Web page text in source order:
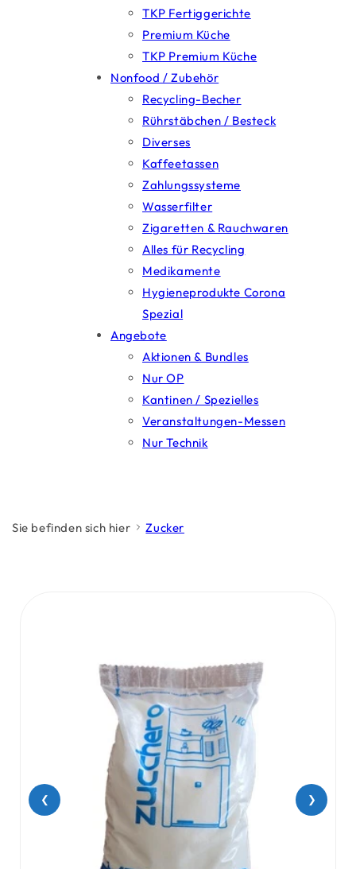
TKP Fertiggerichte
Premium Küche
TKP Premium Küche
Nonfood / Zubehör
Recycling-Becher
Rührstäbchen / Besteck
Diverses
Kaffeetassen
Zahlungssysteme
Wasserfilter
Zigaretten & Rauchwaren
Alles für Recycling
Medikamente
Hygieneprodukte Corona
Spezial
Angebote
Aktionen & Bundles
Nur OP
Kantinen / Spezielles
Veranstaltungen-Messen
Nur Technik
Sie befinden sich hier Zucker
❮ ❯